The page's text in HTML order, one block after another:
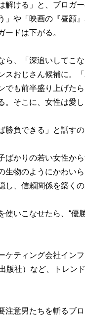
ける」と、ブロガ
」や「映画の『昼顔
ードは下がる。
、「深追いしてこ
スおじさん候補に。
でも前半盛り上げた
。そこに、女性は愛
負できる」と話す
ばかりの若い女性か
生物のようにかわい
、信頼関係を築くの
いこなせたら、“優勝
ケティング会社イン
版社）など、トレン
注意男たちを斬るブ